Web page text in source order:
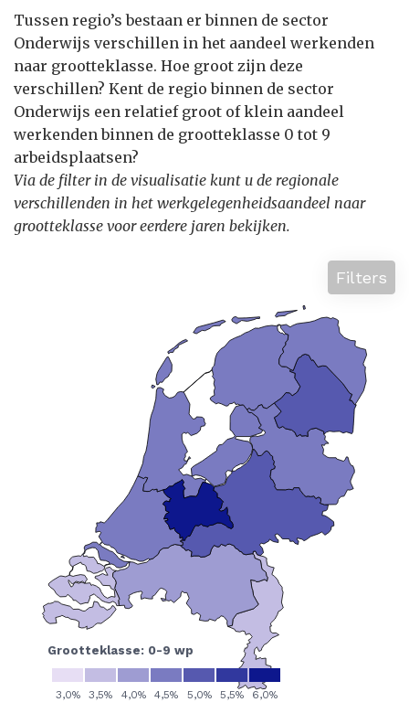
Tussen regio’s bestaan er binnen de sector
Onderwijs verschillen in het aandeel werkenden
naar grootteklasse. Hoe groot zijn deze
verschillen? Kent de regio binnen de sector
Onderwijs een relatief groot of klein aandeel
werkenden binnen de grootteklasse 0 tot 9
arbeidsplaatsen?
Via de filter in de visualisatie kunt u de regionale
verschillenden in het werkgelegenheidsaandeel naar
grootteklasse voor eerdere jaren bekijken.
Filters